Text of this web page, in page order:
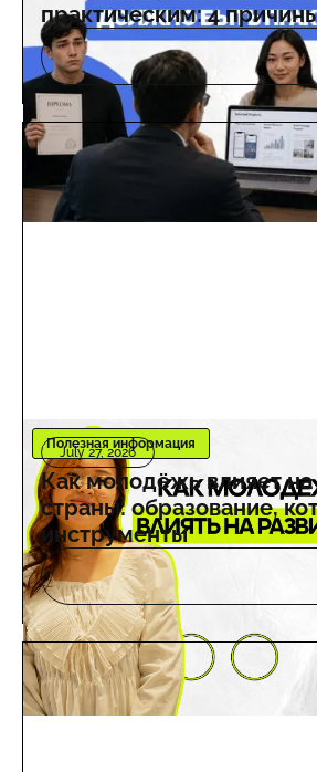
практическим: 4
Полезная информация
July 27, 2026
Как молодёжь влияет на
страны: образование,
инструменты